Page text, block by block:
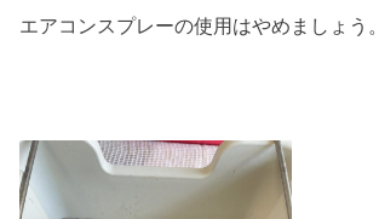
エアコンスプレーの使用はやめましょう。